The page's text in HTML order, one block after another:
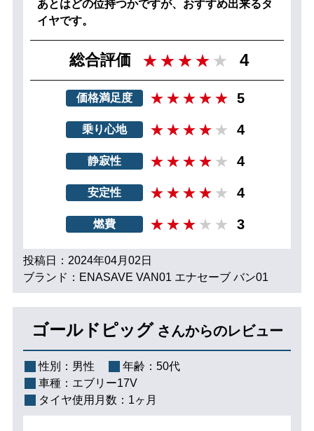
あとはどの位持つかですが、おすすめ出来るタ
イヤです。
総合評価 4
価格満足度 5
乗り心地 4
静寂性 4
安定性 4
燃費 3
投稿日：2024年04月02日
ブランド：ENASAVE VAN01 エナセーブ バン01
ゴールドピッグ さんからのレビュー
性別： 男性 年齢： 50代
車種： エブリー17V
タイヤ使用月数： 1ヶ月